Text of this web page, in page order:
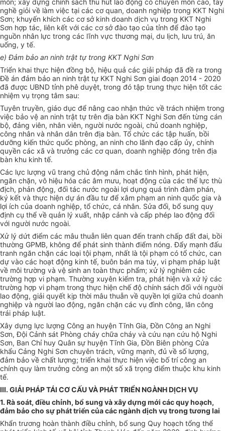
môn; xây dựng chính sách thu hút lao động có chuyên môn cao, tay
nghề giỏi về làm việc tại các cơ quan, doanh nghiệp trong KKT Nghi
Sơn; khuyến khích các cơ sở kinh doanh dịch vụ trong KKT Nghi
Sơn hợp tác, liên kết với các cơ sở đào tạo của tỉnh để đào tạo
nguồn nhân lực trong các lĩnh vực thương mại, du lịch, lưu trú, ăn
uống, y tế.
e) Đảm bảo an ninh trật tự trong KKT Nghi Sơn
Triển khai thực hiện đồng bộ, hiệu quả các giải pháp đã đề ra trong
Đề án đảm bảo an ninh trật tự KKT Nghi Sơn giai đoạn 2014 - 2020
đã được UBND tỉnh phê duyệt, trong đó tập trung thực hiện tốt các
nhiệm vụ trọng tâm sau:
Tuyên truyền, giáo dục để nâng cao nhận thức về trách nhiệm trong
việc bảo vệ an ninh trật tự trên địa bàn KKT Nghi Sơn đến từng cán
bộ, đảng viên, nhân viên, người nước ngoài, chủ doanh nghiệp,
công nhân và nhân dân trên địa bàn. Tổ chức các tập huấn, bồi
dưỡng kiến thức quốc phòng, an ninh cho lãnh đạo cấp ủy, chính
quyền các xã và trưởng các cơ quan, doanh nghiệp đóng trên địa
bàn khu kinh tế.
Các lực lượng vũ trang chủ động nắm chắc tình hình, phát hiện,
ngăn chặn, vô hiệu hóa các âm mưu, hoạt động của các thế lực thù
địch, phản động, đối tác nước ngoài lợi dụng quá trình đàm phán,
ký kết và thực hiện dự án đầu tư để xâm phạm an ninh quốc gia và
lợi ích của doanh nghiệp, tổ chức, cá nhân. Sửa đổi, bổ sung quy
định cụ thể về quản lý xuất, nhập cảnh và cấp phép lao động đối
với người nước ngoài.
Xử lý dứt điểm các mâu thuẫn liên quan đến tranh chấp đất đai, bồi
thường GPMB, không để phát sinh thành điểm nóng. Đẩy mạnh đấu
tranh ngăn chặn các loại tội phạm, nhất là tội phạm có tổ chức, can
dự vào các hoạt động kinh tế, buôn bán ma túy, vi phạm pháp luật
về môi trường và vệ sinh an toàn thực phẩm; xử lý nghiêm các
trường hợp vi phạm. Thường xuyên kiểm tra, phát hiện và xử lý các
trường hợp vi phạm trong thực hiện chế độ chính sách đối với người
lao động, giải quyết kịp thời mâu thuẫn về quyền lợi giữa chủ doanh
nghiệp và người lao động, ngăn chặn các vụ đình công, lãn công
trái pháp luật.
Xây dựng lực lượng Công an huyện Tĩnh Gia, Đồn Công an Nghi
Sơn, Đội Cảnh sát Phòng cháy chữa cháy và cứu nạn cứu hộ Nghi
Sơn, Ban Chỉ huy Quân sự huyện Tĩnh Gia, Đồn Biên phòng Cửa
khẩu Cảng Nghi Sơn chuyên trách, vững mạnh, đủ về số lượng,
đảm bảo về chất lượng; triển khai thực hiện việc bố trí công an
chính quy làm trưởng công an một số xã trọng điểm thuộc khu kinh
tế.
III. GIẢI PHÁP TÁI CƠ CẤU VÀ PHÁT TRIỂN NGÀNH DỊCH VỤ
1. Rà soát, điều chỉnh, bổ sung và xây dựng mới các quy hoạch,
đảm bảo cho sự phát triển của các ngành dịch vụ trong tương lai
Khẩn trương hoàn thành điều chỉnh, bổ sung Quy hoạch tổng thể